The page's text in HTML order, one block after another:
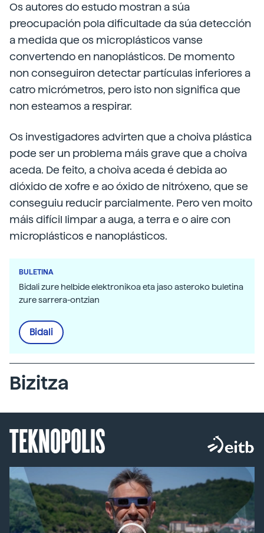
Os autores do estudo mostran a súa
preocupación pola dificultade da súa detección
a medida que os microplásticos vanse
convertendo en nanoplásticos. De momento
non conseguiron detectar partículas inferiores a
catro micrómetros, pero isto non significa que
non esteamos a respirar.
Os investigadores advirten que a choiva plástica
pode ser un problema máis grave que a choiva
aceda. De feito, a choiva aceda é debida ao
dióxido de xofre e ao óxido de nitróxeno, que se
conseguiu reducir parcialmente. Pero ven moito
máis difícil limpar a auga, a terra e o aire con
microplásticos e nanoplásticos.
BULETINA
Bidali zure helbide elektronikoa eta jaso asteroko buletina
zure sarrera-ontzian
Bidali
Bizitza
TEKNOPOLIS